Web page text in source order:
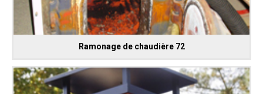
Ramonage de chaudière 72